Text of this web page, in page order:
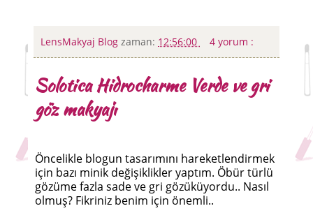
LensMakyaj Blog zaman: 12:56:00 4 yorum :
Solotica Hidrocharme Verde ve gri
göz makyajı
Öncelikle blogun tasarımını hareketlendirmek
için bazı minik değişiklikler yaptım. Öbür türlü
gözüme fazla sade ve gri gözüküyordu.. Nasıl
olmuş? Fikriniz benim için önemli..